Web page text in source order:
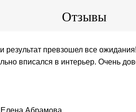
Отзывы
превзошел все
вписался в интерьер. Очень